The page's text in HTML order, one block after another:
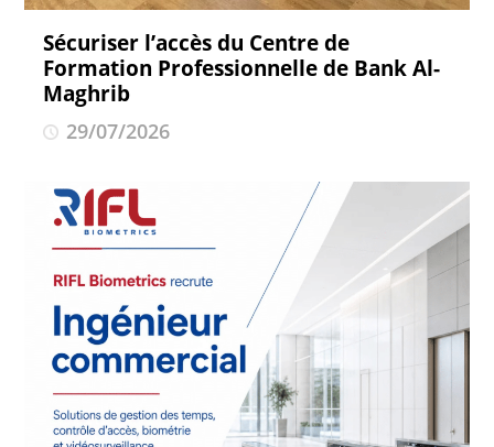
Sécuriser l’accès du Centre de
Formation Professionnelle de Bank Al-
Maghrib
29/07/2026